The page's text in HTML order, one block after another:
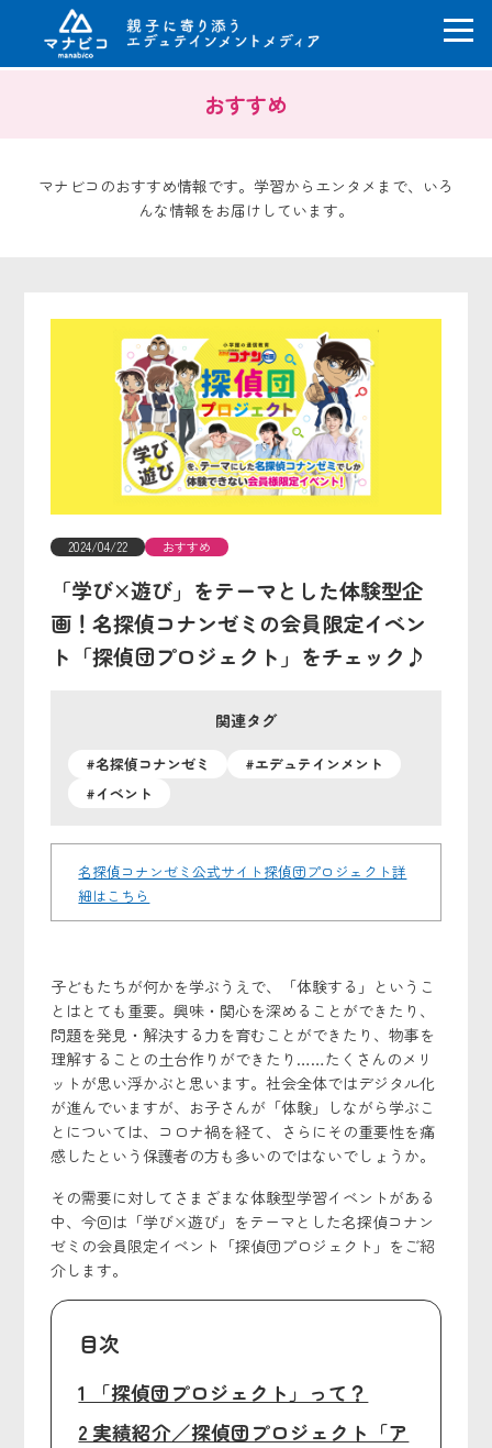
おすすめ
マナビコのおすすめ情報です。学習からエンタメまで、いろ
んな情報をお届けしています。
2024/04/22 おすすめ
「学び×遊び」をテーマとした体験型企
画！名探偵コナンゼミの会員限定イベン
ト「探偵団プロジェクト」をチェック♪
関連タグ
#名探偵コナンゼミ
#エデュテインメント
#イベント
名探偵コナンゼミ公式サイト探偵団プロジェクト詳
細はこちら
子どもたちが何かを学ぶうえで、「体験する」というこ
とはとても重要。興味・関心を深めることができたり、
問題を発見・解決する力を育むことができたり、物事を
理解することの土台作りができたり……たくさんのメリ
ットが思い浮かぶと思います。社会全体ではデジタル化
が進んでいますが、お子さんが「体験」しながら学ぶこ
とについては、コロナ禍を経て、さらにその重要性を痛
感したという保護者の方も多いのではないでしょうか。
その需要に対してさまざまな体験型学習イベントがある
中、今回は「学び×遊び」をテーマとした名探偵コナン
ゼミの会員限定イベント「探偵団プロジェクト」をご紹
介します。
目次
1 「探偵団プロジェクト」って？
2 実績紹介／探偵団プロジェクト「ア